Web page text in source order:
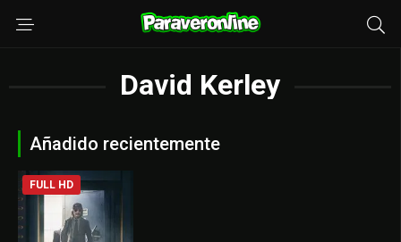
David Kerley
Añadido recientemente
FULL HD